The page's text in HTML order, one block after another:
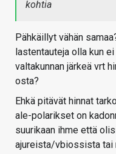
kohtia
Pähkäillyt vähän
lastentauteja olla kun
valtakunnan järkeä vrt
osta?
Ehkä pitävät hinnat
ale-polarikset on
suurikaan ihme että
ajureista/vbiossista tai